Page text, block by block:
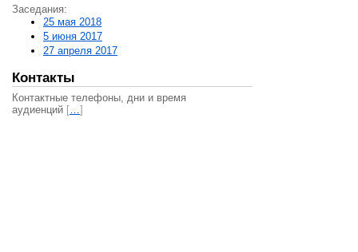
Заседания:
25 мая 2018
5 июня 2017
27 апреля 2017
Контакты
Контактные телефоны, дни и время
аудиенций […]